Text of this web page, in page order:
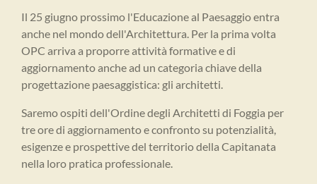
Il 25 giugno prossimo l'Educazione al Paesaggio entra
anche nel mondo dell'Architettura. Per la prima volta
OPC arriva a proporre attività formative e di
aggiornamento anche ad un categoria chiave della
progettazione paesaggistica: gli architetti.
Saremo ospiti dell'Ordine degli Architetti di Foggia per
tre ore di aggiornamento e confronto su potenzialità,
esigenze e prospettive del territorio della Capitanata
nella loro pratica professionale.